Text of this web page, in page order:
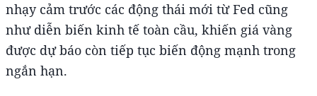
nhạy cảm trước các động thái mới từ Fed cũng
như diễn biến kinh tế toàn cầu, khiến giá vàng
được dự báo còn tiếp tục biến động mạnh trong
ngắn hạn.